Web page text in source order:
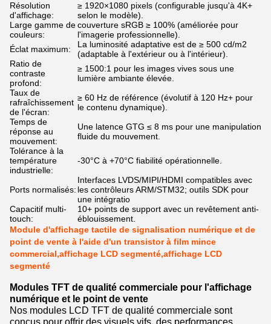
Résolution
d'affichage:
≥ 1920×1080 pixels (configurable jusqu'à 4K+
selon le modèle).
Large gamme de
couleurs:
couverture sRGB ≥ 100% (améliorée pour
l'imagerie professionnelle).
Éclat maximum:
La luminosité adaptative est de ≥ 500 cd/m2
(adaptable à l'extérieur ou à l'intérieur).
Ratio de
contraste
profond:
≥ 1500:1 pour les images vives sous une
lumière ambiante élevée.
Taux de
rafraîchissement
de l'écran:
≥ 60 Hz de référence (évolutif à 120 Hz+ pour
le contenu dynamique).
Temps de
réponse au
mouvement:
Une latence GTG ≤ 8 ms pour une manipulation
fluide du mouvement.
Tolérance à la
température
industrielle:
-30°C à +70°C fiabilité opérationnelle.
Ports normalisés:
Interfaces LVDS/MIPI/HDMI compatibles avec
les contrôleurs ARM/STM32; outils SDK pour
une intégratio
Capacitif multi-
touch:
10+ points de support avec un revêtement anti-
éblouissement.
Module d'affichage tactile de signalisation numérique et de
point de vente à l'aide d'un transistor à film mince
commercial,affichage LCD segmenté,affichage LCD
segmenté
Modules TFT de qualité commerciale pour l'affichage
numérique et le point de vente
Nos modules LCD TFT de qualité commerciale sont
conçus pour offrir des visuels vifs, des performances